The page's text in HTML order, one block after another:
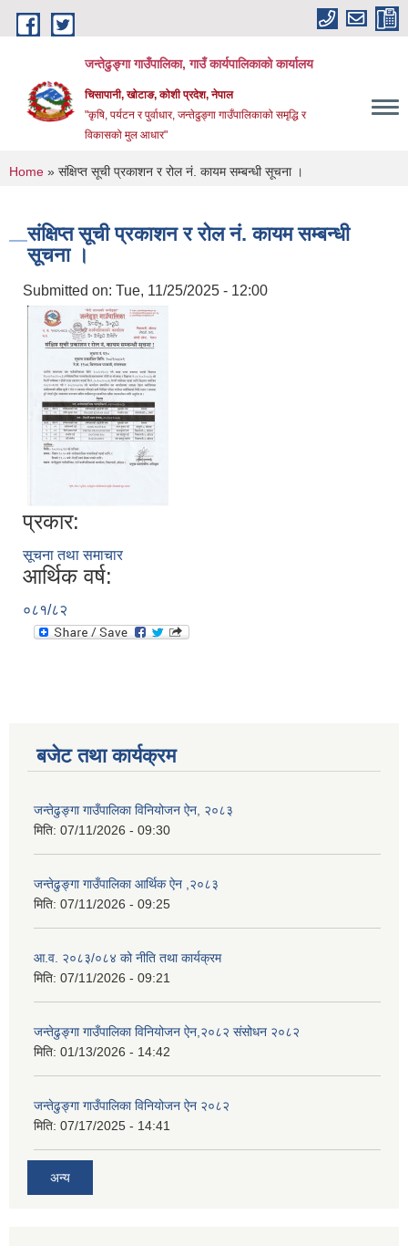
Skip to main content
जन्तेढुङ्गा गाउँपालिका, गाउँ कार्यपालिकाको कार्यालय
चिसापानी, खोटाङ, कोशी प्रदेश, नेपाल
"कृषि, पर्यटन र पुर्वाधार, जन्तेढुङ्गा गाउँपालिकाको समृद्धि र
विकासको मुल आधार"
You are here
Home » संक्षिप्त सूची प्रकाशन र रोल नं. कायम सम्बन्धी सूचना ।
संक्षिप्त सूची प्रकाशन र रोल नं. कायम सम्बन्धी
सूचना ।
Submitted on: Tue, 11/25/2025 - 12:00
प्रकार:
सूचना तथा समाचार
आर्थिक वर्ष:
०८१/८२
बजेट तथा कार्यक्रम
जन्तेढुङ्गा गाउँपालिका विनियोजन ऐन, २०८३
मिति: 07/11/2026 - 09:30
जन्तेढुङ्गा गाउँपालिका आर्थिक ऐन ,२०८३
मिति: 07/11/2026 - 09:25
आ.व. २०८३/०८४ को नीति तथा कार्यक्रम
मिति: 07/11/2026 - 09:21
जन्तेढुङ्गा गाउँपालिका विनियोजन ऐन,२०८२ संसोधन २०८२
मिति: 01/13/2026 - 14:42
जन्तेढुङ्गा गाउँपालिका विनियोजन ऐन २०८२
मिति: 07/17/2025 - 14:41
अन्य